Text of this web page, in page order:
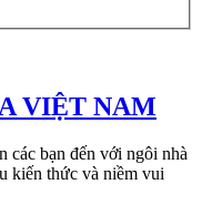
VIỆT NAM
các bạn đến với ngôi nhà
kiến thức và niềm vui